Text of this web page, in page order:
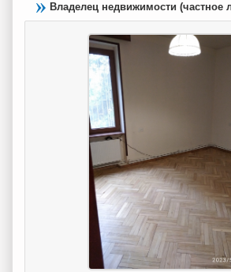
Владелец недвижимости (частное